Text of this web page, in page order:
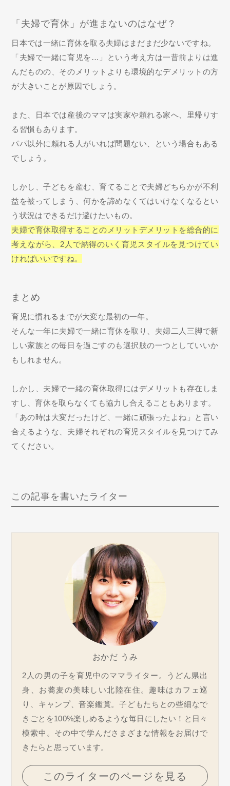
「夫婦で育休」が進まないのはなぜ？
日本では一緒に育休を取る夫婦はまだまだ少ないですね。
「夫婦で一緒に育児を…」という考え方は一昔前よりは進
んだものの、そのメリットよりも環境的なデメリットの方
が大きいことが原因でしょう。
また、日本では産後のママは実家や頼れる家へ、里帰りす
る習慣もあります。
パパ以外に頼れる人がいれば問題ない、という場合もある
でしょう。
しかし、子どもを産む、育てることで夫婦どちらかが不利
益を被ってしまう、何かを諦めなくてはいけなくなるとい
う状況はできるだけ避けたいもの。
夫婦で育休取得することのメリットデメリットを総合的に
考えながら、2人で納得のいく育児スタイルを見つけてい
ければいいですね。
まとめ
育児に慣れるまでが大変な最初の一年。
そんな一年に夫婦で一緒に育休を取り、夫婦二人三脚で新
しい家族との毎日を過ごすのも選択肢の一つとしていいか
もしれません。
しかし、夫婦で一緒の育休取得にはデメリットも存在しま
すし、育休を取らなくても協力し合えることもあります。
「あの時は大変だったけど、一緒に頑張ったよね」と言い
合えるような、夫婦それぞれの育児スタイルを見つけてみ
てください。
この記事を書いたライター
おかだ うみ
2人の男の子を育児中のママライター。うどん県出
身、お蕎麦の美味しい北陸在住。趣味はカフェ巡
り、キャンプ、音楽鑑賞。子どもたちとの些細なで
きごとを100%楽しめるような毎日にしたい！と日々
模索中。その中で学んださまざまな情報をお届けで
きたらと思っています。
このライターのページを見る